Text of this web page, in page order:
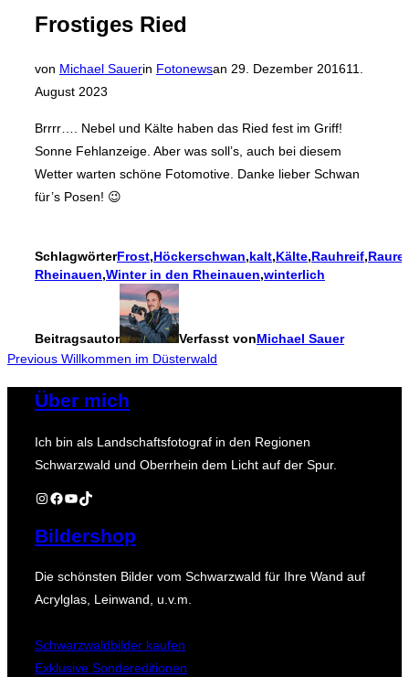
Frostiges Ried
von Michael Sauerin Fotonewsan Veröffentlicht
29. Dezember 201611.
August 2023
Brrrr…. Nebel und Kälte haben das Ried fest im Griff!
Sonne Fehlanzeige. Aber was soll’s, auch bei diesem
Wetter warten schöne Fotomotive. Danke lieber Schwan
für’s Posen! 😉
SchlagwörterFrost,Höckerschwan,kalt,Kälte,Rauhreif,
Rheinauen,Winter in den Rheinauen,winterlich
Beitragsautor Verfasst vonMichael Sauer
Beitragsnavigation
Previous
Previous Willkommen im Düsterwald
Über mich
Ich bin als Landschaftsfotograf in den Regionen
Schwarzwald und Oberrhein dem Licht auf der Spur.
Instagram
Facebook
YouTube
TikTok
Bildershop
Die schönsten Bilder vom Schwarzwald für Ihre Wand auf
Acrylglas, Leinwand, u.v.m.
Schwarzwaldbilder kaufen
Exklusive Sondereditionen